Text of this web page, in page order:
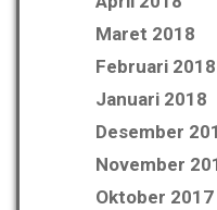
Maret 2018
Februari 2018
Januari 2018
Desember
November
Oktober 2017